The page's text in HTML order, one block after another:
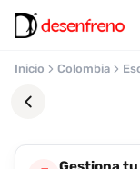
Inicio Colombia